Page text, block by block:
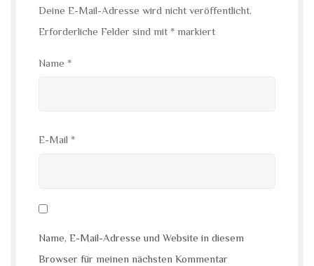
Deine E-Mail-Adresse wird nicht veröffentlicht.
Erforderliche Felder sind mit * markiert
Name *
E-Mail *
Name, E-Mail-Adresse und Website in diesem
Browser für meinen nächsten Kommentar